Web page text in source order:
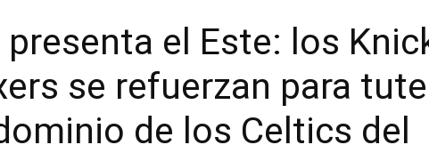
el Este: los
se refuerzan para
de los Celtics del